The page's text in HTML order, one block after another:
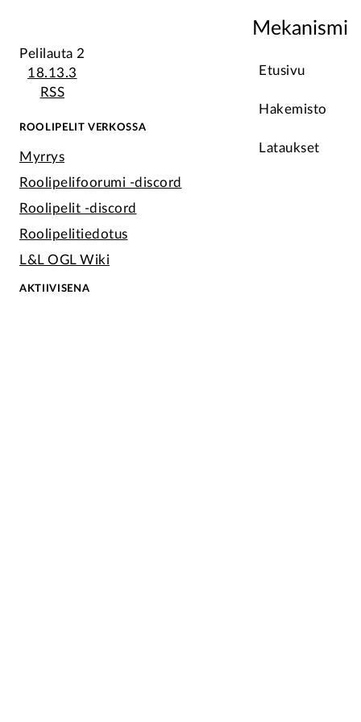
Mekanismi
Etusivu
Hakemisto
Lataukset
Pelilauta 2
18.13.3
RSS
ROOLIPELIT VERKOSSA
Myrrys
Roolipelifoorumi -discord
Roolipelit -discord
Roolipelitiedotus
L&L OGL Wiki
AKTIIVISENA